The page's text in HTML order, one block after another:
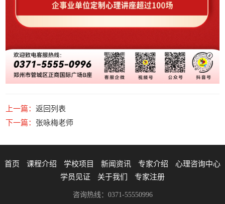
上一篇：返回列表
下一篇： 张咏梅老师
首页 课程介绍 学校项目 新闻资讯 专家介绍
心理咨询中心
学员见证
关于我们 专家注册
咨询热线：0371-55550996